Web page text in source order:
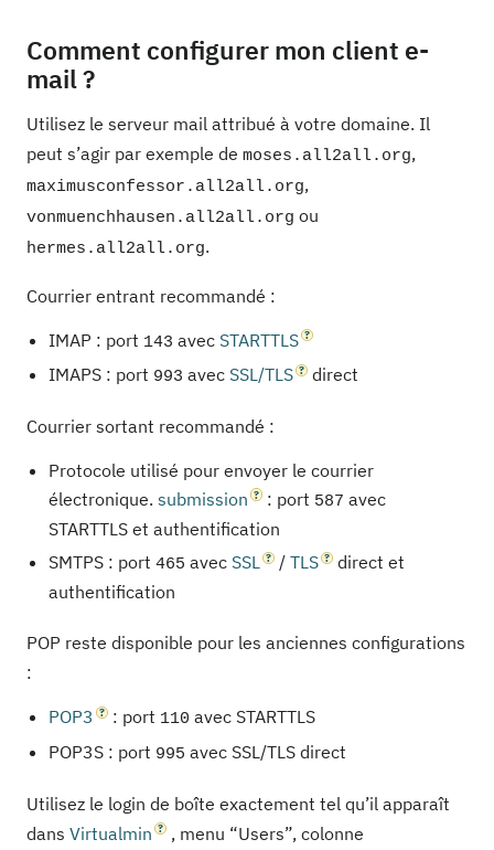
Comment configurer mon client e-
mail ?
Utilisez le serveur mail attribué à votre domaine. Il
peut s’agir par exemple de moses.all2all.org,
maximusconfessor.all2all.org,
vonmuenchhausen.all2all.org ou
hermes.all2all.org.
Courrier entrant recommandé :
IMAP : port 143 avec STARTTLS
IMAPS : port 993 avec SSL/TLS direct
Courrier sortant recommandé :
Protocole utilisé pour envoyer le courrier
électronique. submission : port 587 avec
STARTTLS et authentification
SMTPS : port 465 avec SSL / TLS
direct et
authentification
POP reste disponible pour les anciennes configurations
:
POP3
: port 110 avec STARTTLS
POP3S : port 995 avec SSL/TLS direct
Utilisez le login de boîte exactement tel qu’il apparaît
dans Virtualmin
, menu “Users”, colonne